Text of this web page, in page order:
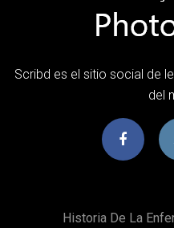
Scribd es el sitio social de
del
Historia De La